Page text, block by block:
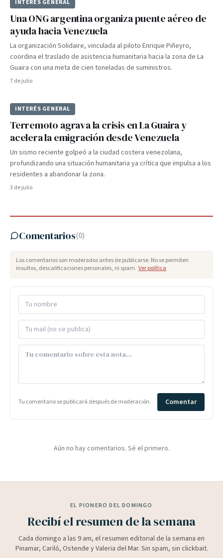
INTERÉS GENERAL
Una ONG argentina organiza puente aéreo de
ayuda hacia Venezuela
La organización Solidaire, vinculada al piloto Enrique Piñeyro,
coordina el traslado de asistencia humanitaria hacia la zona de La
Guaira con una meta de cien toneladas de suministros.
7 de julio
INTERÉS GENERAL
Terremoto agrava la crisis en La Guaira y
acelera la emigración desde Venezuela
Un sismo reciente golpeó a la ciudad costera venezolana,
profundizando una situación humanitaria ya crítica que impulsa a los
residentes a abandonar la zona.
3 de julio
Comentarios(0)
Los comentarios son moderados antes de publicarse. No se permiten
insultos, descalificaciones personales, ni spam. Ver política
Tu comentario se publicará después de moderación. Comentar
Aún no hay comentarios. Sé el primero.
EL PIONERO DEL DOMINGO
Recibí el resumen de la semana
Cada domingo a las 9 am, el resumen editorial de la semana en
Pinamar, Cariló, Ostende y Valeria del Mar. Sin spam, sin clickbait.